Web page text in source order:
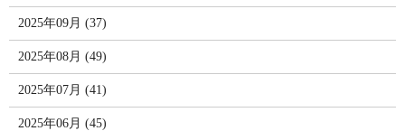
2025年09月 (37)
2025年08月 (49)
2025年07月 (41)
2025年06月 (45)